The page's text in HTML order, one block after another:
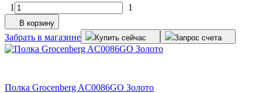
1 1
В корзину
Забрать в магазине Купить сейчас Запрос счета
Полка Grocenberg AC0086GO Золото